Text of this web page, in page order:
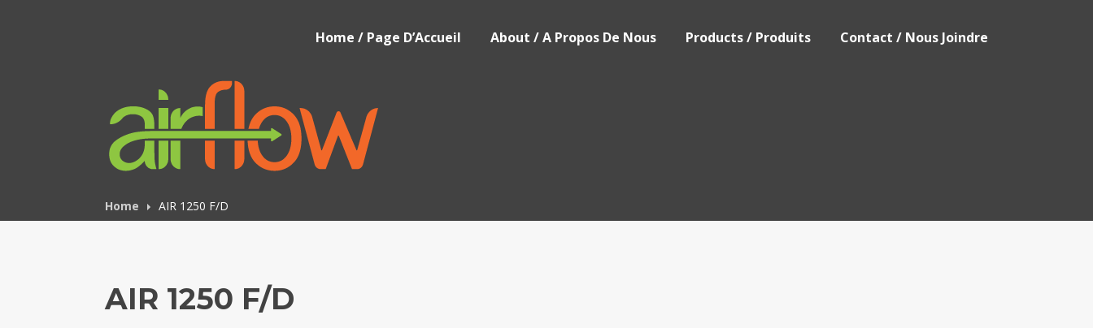
Home / Page D’Accueil About / A Propos De Nous Products / Produits Contact / Nous Joindre
Home AIR 1250 F/D
AIR 1250 F/D